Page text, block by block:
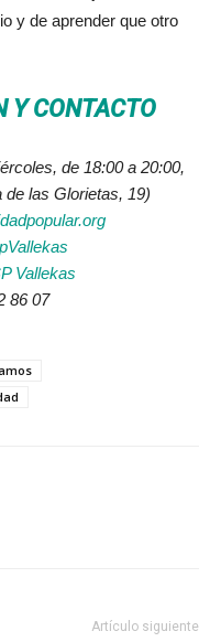
y de aprender que otro
Y CONTACTO
de 18:00 a 20:00,
de las Glorietas, 19)
Vallekas
86 07
Artículo siguiente